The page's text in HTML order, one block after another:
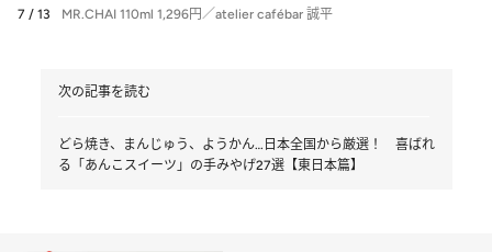
7 / 13 MR.CHAI 110ml 1,296円／atelier cafébar 誠平
次の記事を読む
どら焼き、まんじゅう、ようかん…日本全国から厳選！ 喜ばれ
る「あんこスイーツ」の手みやげ27選【東日本篇】